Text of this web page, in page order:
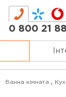
0 800 21
Ванна кімната ,